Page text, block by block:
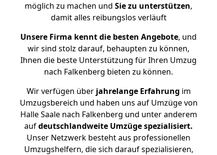
möglich zu machen und Sie zu unterstützen,
damit alles reibungslos verläuft
Unsere Firma kennt die besten Angebote, und
wir sind stolz darauf, behaupten zu können,
Ihnen die beste Unterstützung für Ihren Umzug
nach Falkenberg bieten zu können.
Wir verfügen überjahrelange Erfahrung im
Umzugsbereich und haben uns auf Umzüge von
Halle Saale nach Falkenberg und unter anderem
aufdeutschlandweite Umzüge spezialisiert.
Unser Netzwerk besteht aus professionellen
Umzugshelfern, die sich darauf spezialisieren,